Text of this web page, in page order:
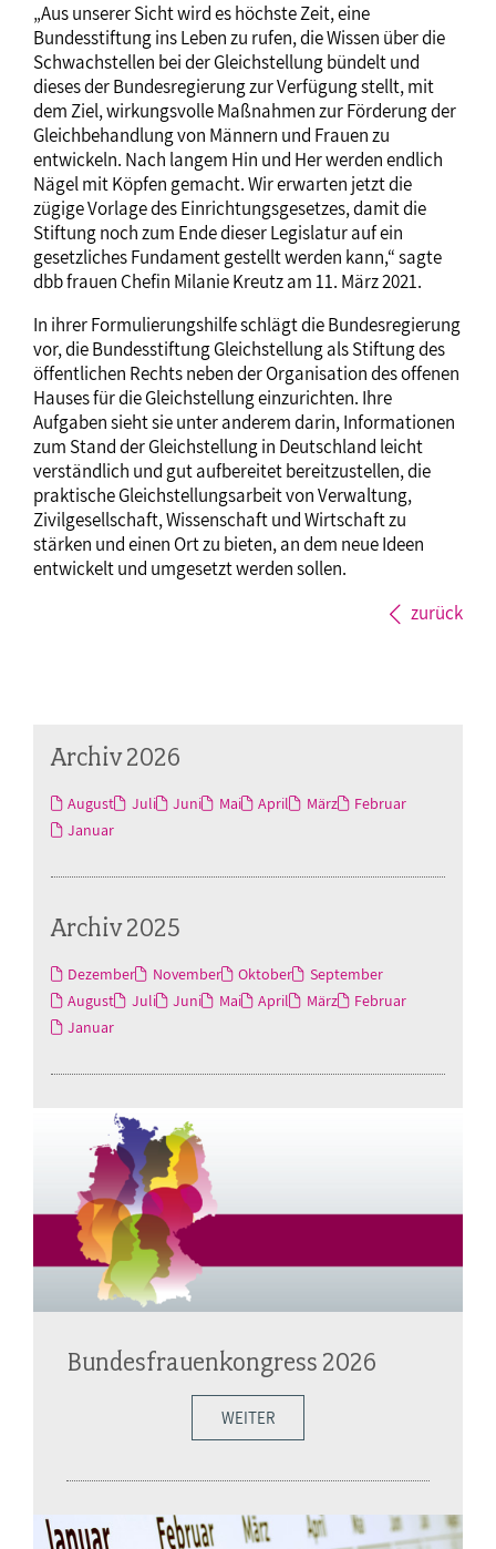
„Aus unserer Sicht wird es höchste Zeit, eine
Bundesstiftung ins Leben zu rufen, die Wissen über die
Schwachstellen bei der Gleichstellung bündelt und
dieses der Bundesregierung zur Verfügung stellt, mit
dem Ziel, wirkungsvolle Maßnahmen zur Förderung der
Gleichbehandlung von Männern und Frauen zu
entwickeln. Nach langem Hin und Her werden endlich
Nägel mit Köpfen gemacht. Wir erwarten jetzt die
zügige Vorlage des Einrichtungsgesetzes, damit die
Stiftung noch zum Ende dieser Legislatur auf ein
gesetzliches Fundament gestellt werden kann,“ sagte
dbb frauen Chefin Milanie Kreutz am 11. März 2021.
In ihrer Formulierungshilfe schlägt die Bundesregierung
vor, die Bundesstiftung Gleichstellung als Stiftung des
öffentlichen Rechts neben der Organisation des offenen
Hauses für die Gleichstellung einzurichten. Ihre
Aufgaben sieht sie unter anderem darin, Informationen
zum Stand der Gleichstellung in Deutschland leicht
verständlich und gut aufbereitet bereitzustellen, die
praktische Gleichstellungsarbeit von Verwaltung,
Zivilgesellschaft, Wissenschaft und Wirtschaft zu
stärken und einen Ort zu bieten, an dem neue Ideen
entwickelt und umgesetzt werden sollen.
zurück
Archiv 2026
August Juli Juni Mai April März
Februar
Januar
Archiv 2025
Dezember November Oktober
September
August
Juli Juni Mai April März
Februar
Januar
Bundesfrauenkongress 2026
WEITER